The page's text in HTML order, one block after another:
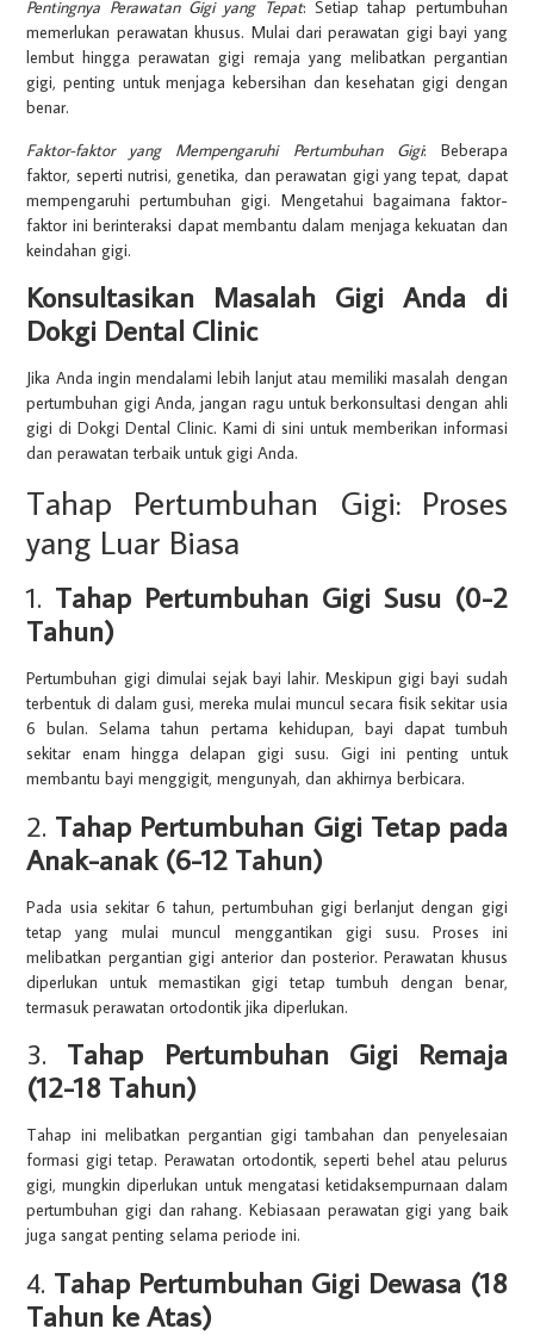
Pentingnya Perawatan Gigi yang Tepat: Setiap tahap pertumbuhan
memerlukan perawatan khusus. Mulai dari perawatan gigi bayi yang
lembut hingga perawatan gigi remaja yang melibatkan pergantian
gigi, penting untuk menjaga kebersihan dan kesehatan gigi dengan
benar.
Faktor-faktor yang Mempengaruhi Pertumbuhan Gigi: Beberapa
faktor, seperti nutrisi, genetika, dan perawatan gigi yang tepat, dapat
mempengaruhi pertumbuhan gigi. Mengetahui bagaimana faktor-
faktor ini berinteraksi dapat membantu dalam menjaga kekuatan dan
keindahan gigi.
Konsultasikan Masalah Gigi Anda di
Dokgi Dental Clinic
Jika Anda ingin mendalami lebih lanjut atau memiliki masalah dengan
pertumbuhan gigi Anda, jangan ragu untuk berkonsultasi dengan ahli
gigi di Dokgi Dental Clinic. Kami di sini untuk memberikan informasi
dan perawatan terbaik untuk gigi Anda.
Tahap Pertumbuhan Gigi: Proses
yang Luar Biasa
1. Tahap Pertumbuhan Gigi Susu (0-2
Tahun)
Pertumbuhan gigi dimulai sejak bayi lahir. Meskipun gigi bayi sudah
terbentuk di dalam gusi, mereka mulai muncul secara fisik sekitar usia
6 bulan. Selama tahun pertama kehidupan, bayi dapat tumbuh
sekitar enam hingga delapan gigi susu. Gigi ini penting untuk
membantu bayi menggigit, mengunyah, dan akhirnya berbicara.
2. Tahap Pertumbuhan Gigi Tetap pada
Anak-anak (6-12 Tahun)
Pada usia sekitar 6 tahun, pertumbuhan gigi berlanjut dengan gigi
tetap yang mulai muncul menggantikan gigi susu. Proses ini
melibatkan pergantian gigi anterior dan posterior. Perawatan khusus
diperlukan untuk memastikan gigi tetap tumbuh dengan benar,
termasuk perawatan ortodontik jika diperlukan.
3. Tahap Pertumbuhan Gigi Remaja
(12-18 Tahun)
Tahap ini melibatkan pergantian gigi tambahan dan penyelesaian
formasi gigi tetap. Perawatan ortodontik, seperti behel atau pelurus
gigi, mungkin diperlukan untuk mengatasi ketidaksempurnaan dalam
pertumbuhan gigi dan rahang. Kebiasaan perawatan gigi yang baik
juga sangat penting selama periode ini.
4. Tahap Pertumbuhan Gigi Dewasa (18
Tahun ke Atas)